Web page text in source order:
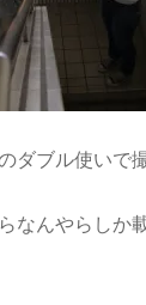
ダブル使いで
なんやらしか